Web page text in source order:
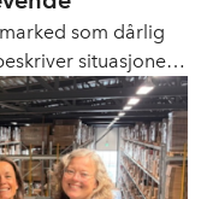
som dårlig
situasjonen
fra juni, viser